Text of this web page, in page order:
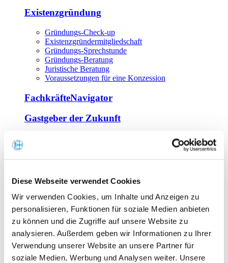
Diese Webseite verwendet Cookies
Wir verwenden Cookies, um Inhalte und Anzeigen zu
personalisieren, Funktionen für soziale Medien anbieten
zu können und die Zugriffe auf unsere Website zu
analysieren. Außerdem geben wir Informationen zu Ihrer
Verwendung unserer Website an unsere Partner für
soziale Medien, Werbung und Analysen weiter. Unsere
Existenzgründung
Gründungs-Check-up
Existenzgründermitgliedschaft
Gründungs-Sprechstunde
Gründungs-Beratung
Juristische Beratung
Voraussetzungen für eine Konzession
FachkräfteNavigator
Gastgeber der Zukunft
Offene Seminare
Tagen im Palais
Wirte-und Unternehmerbrief
Lernplattform BOUNTI
Partner
Branchennahe Organisationen